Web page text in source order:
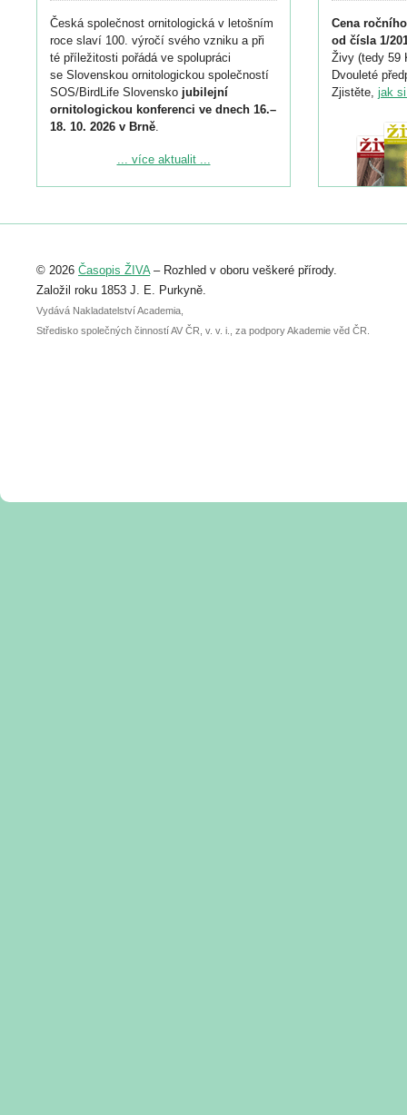
Česká společnost ornitologická v letošním
roce slaví 100. výročí svého vzniku a při
té příležitosti pořádá ve spolupráci
se Slovenskou ornitologickou společností
SOS/BirdLife Slovensko jubilejní
ornitologickou konferenci ve dnech 16.–
18. 10. 2026 v Brně.
Podrobnější informace ke konferenci
Registrovat se můžete do 6. září.
abstraktu přihlášené přednášky nebo
posteru je už 30. června.
... více aktualit ...
Cena
od čísla 1/
Živy (tedy 59
Dvouleté
Zjistěte, jak
© 2026 Časopis ŽIVA– Rozhled v oboru veškeré přírody.
Založil roku 1853 J. E. Purkyně.
Vydává Nakladatelství Academia,
Středisko společných činností AV ČR, v. v. i., za podpory Akademie věd ČR.